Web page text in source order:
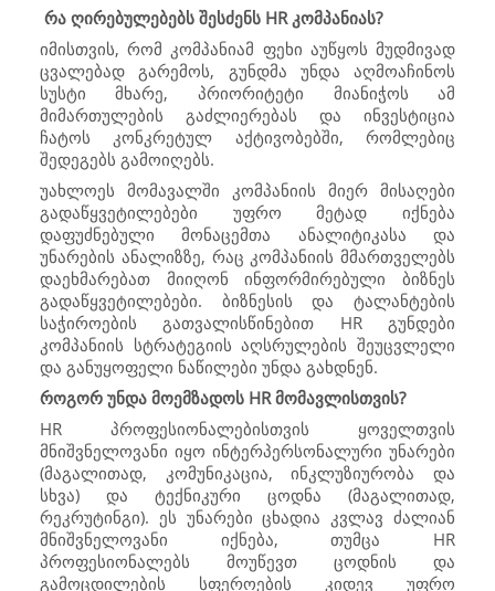
რა ღირებულებებს შესძენს HR კომპანიას?
იმისთვის, რომ კომპანიამ ფეხი აუწყოს მუდმივად
ცვალებად გარემოს, გუნდმა უნდა აღმოაჩინოს
სუსტი მხარე, პრიორიტეტი მიანიჭოს ამ
მიმართულების გაძლიერებას და ინვესტიცია
ჩატოს კონკრეტულ აქტივობებში, რომლებიც
შედეგებს გამოიღებს.
უახლოეს მომავალში კომპანიის მიერ მისაღები
გადაწყვეტილებები უფრო მეტად იქნება
დაფუძნებული მონაცემთა ანალიტიკასა და
უნარების ანალიზზე, რაც კომპანიის მმართველებს
დაეხმარებათ მიიღონ ინფორმირებული ბიზნეს
გადაწყვეტილებები. ბიზნესის და ტალანტების
საჭიროების გათვალისწინებით HRგუნდები
კომპანიის სტრატეგიის აღსრულების შეუცვლელი
და განუყოფელი ნაწილები უნდა გახდნენ.
როგორ უნდა მოემზადოს HR მომავლისთვის?
HR პროფესიონალებისთვის ყოველთვის
მნიშვნელოვანი იყო ინტერპერსონალური უნარები
(მაგალითად, კომუნიკაცია, ინკლუზიურობა და
სხვა) და ტექნიკური ცოდნა (მაგალითად,
რეკრუტინგი). ეს უნარები ცხადია კვლავ ძალიან
მნიშვნელოვანი იქნება, თუმცა HR
პროფესიონალებს მოუწევთ ცოდნის და
გამოცდილების სფეროების კიდევ უფრო